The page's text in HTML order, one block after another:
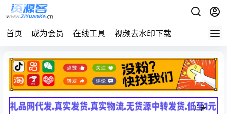
首页 成为会员 在线工具 视频去水印下载
广告
广告